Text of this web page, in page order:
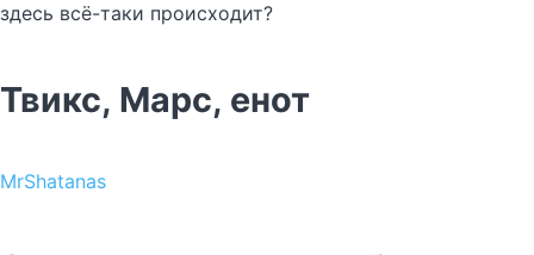
здесь всё-таки происходит?
Твикс, Марс, енот
MrShatanas